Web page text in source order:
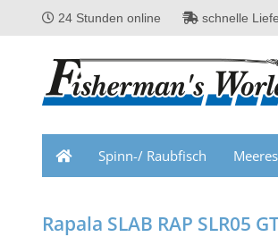
24 Stunden online schnelle
Spinn-/ Raubfisch
Rapala SLAB RAP SLR05